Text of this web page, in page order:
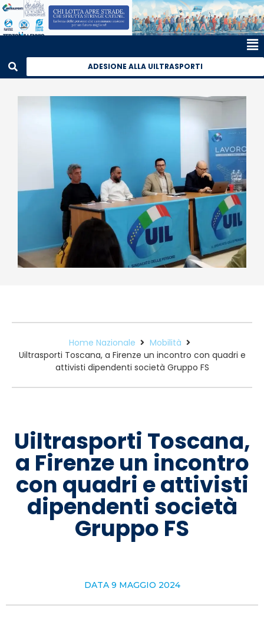
ADESIONE ALLA UILTRASPORTI
Home Nazionale
Mobilità
Uiltrasporti Toscana, a Firenze un incontro con quadri e
attivisti dipendenti società Gruppo FS
Uiltrasporti Toscana,
a Firenze un incontro
con quadri e attivisti
dipendenti società
Gruppo FS
DATA 9 MAGGIO 2024